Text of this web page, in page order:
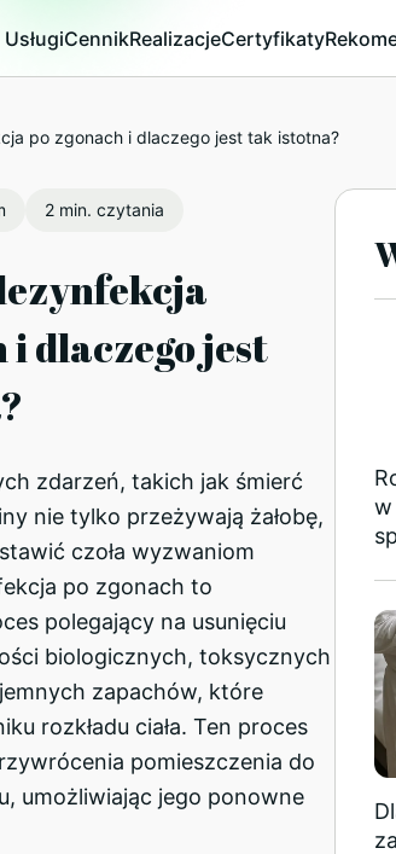
UsługiCennikRealizacjeCertyfikaty
po zgonach i dlaczego jest tak istotna?
2 min. czytania
i dlaczego jest
zdarzeń, takich jak śmierć
nie tylko przeżywają żałobę,
czoła wyzwaniom
po zgonach to
polegający na usunięciu
biologicznych, toksycznych
zapachów, które
rozkładu ciała. Ten proces
pomieszczenia do
umożliwiając jego ponowne
w